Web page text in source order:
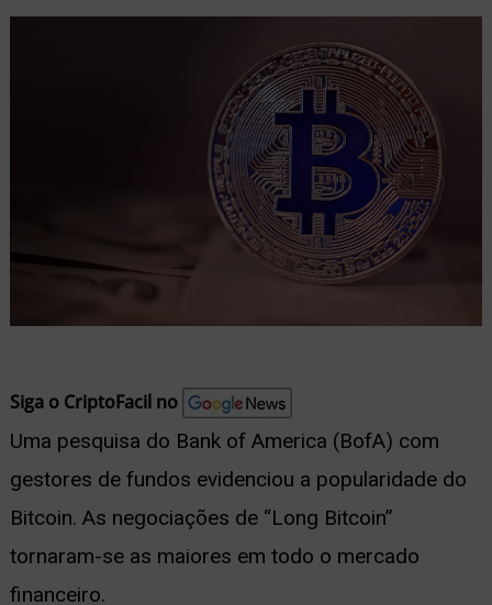
Siga o CriptoFacil no
Uma pesquisa do Bank of America (BofA) com
gestores de fundos evidenciou a popularidade do
Bitcoin. As negociações de “Long Bitcoin”
tornaram-se as maiores em todo o mercado
financeiro.